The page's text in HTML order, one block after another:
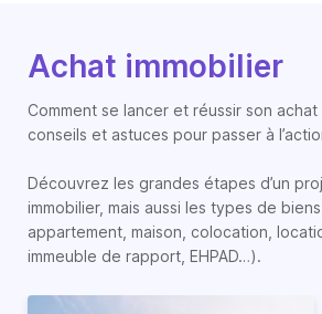
Achat immobilier
Comment se lancer et réussir son achat
conseils et astuces pour passer à
Découvrez les grandes étapes d’un
immobilier, mais aussi les types de
appartement, maison, colocation,
immeuble de rapport, EHPAD…).